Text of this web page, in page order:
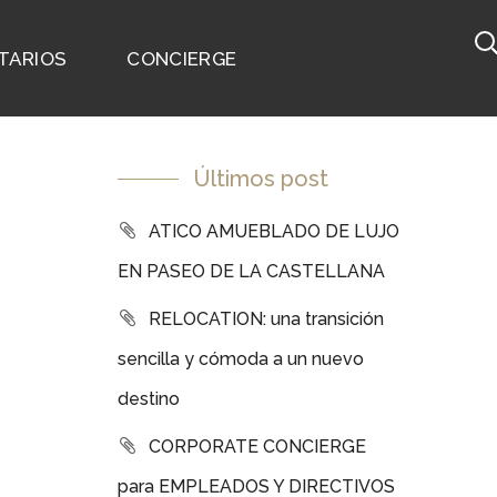
CONCIERGE
Últimos post
ATICO AMUEBLADO DE LUJO
EN PASEO DE LA CASTELLANA
RELOCATION: una transición
sencilla y cómoda a un nuevo
destino
CORPORATE CONCIERGE
para EMPLEADOS Y DIRECTIVOS